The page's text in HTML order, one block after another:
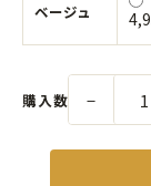
ベージュ
購入数 －